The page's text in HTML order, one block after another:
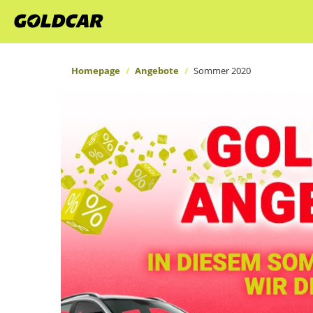
Homepage Angebote Sommer 2020